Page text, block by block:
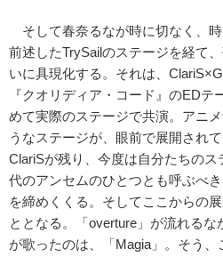
そして春奈るなが時に切なく、時
前述したTrySailのステージを経て
いに具現化する。それは、
『クオリディア・コード』のED
めて実際のステージで共演。アニ
うなステージが、眼前で展開され
ClariSが残り、今度は自分たちの
代のアンセムのひとつとも呼ぶべ
を締めくくる。そしてここからの
ととなる。「overture」が流れる
が歌ったのは、「Magia」。そう